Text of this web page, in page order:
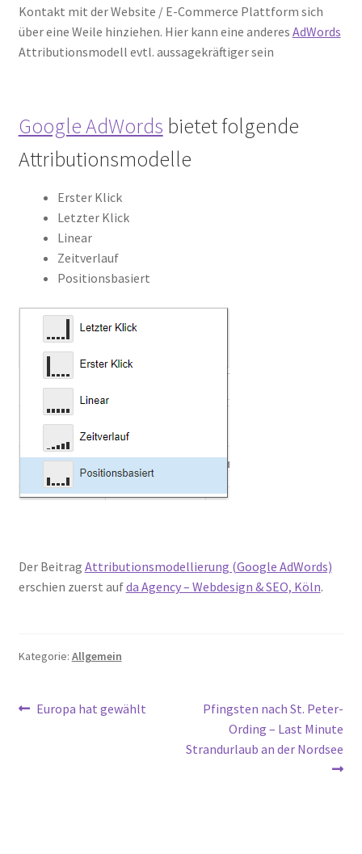
Kontakt mit der Website / E-Commerce Plattform sich
über eine Weile hinziehen. Hier kann eine anderes AdWords
Attributionsmodell evtl. aussagekräftiger sein
Google AdWords bietet folgende
Attributionsmodelle
Erster Klick
Letzter Klick
Linear
Zeitverlauf
Positionsbasiert
Der Beitrag Attributionsmodellierung (Google AdWords)
erschien zuerst aufda Agency – Webdesign & SEO, Köln.
Kategorie: Allgemein
Beitragsnavigation
Vorheriger
Europa hat gewählt
Nächster
Beitrag:
Pfingsten nach St. Peter-
Ording – Last Minute
Strandurlaub an der Nordsee